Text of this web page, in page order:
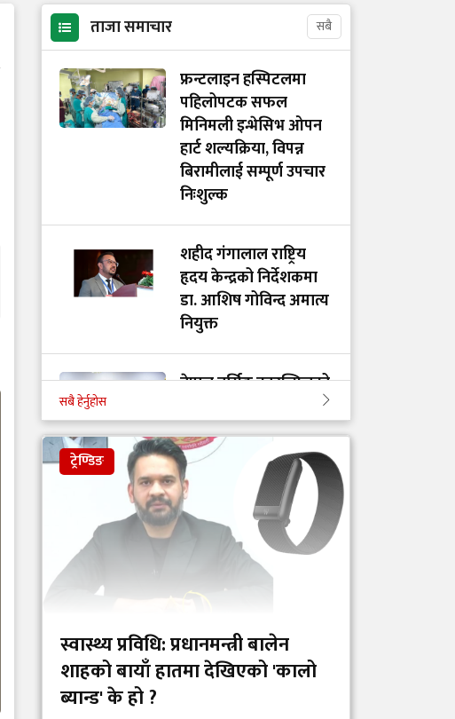
ताजा समाचार सबै
फ्रन्टलाइन हस्पिटलमा
पहिलोपटक सफल
मिनिमली इन्भेसिभ ओपन
हार्ट शल्यक्रिया, विपन्न
बिरामीलाई सम्पूर्ण उपचार
निःशुल्क
शहीद गंगालाल राष्ट्रिय
हृदय केन्द्रको निर्देशकमा
डा. आशिष गोविन्द अमात्य
नियुक्त
नेपाल नर्सिङ काउन्सिलको
प्रजापति, उपाध्यक्षमा
बिमला कुमारी साह र
रजिस्ट्रारमा पार्वती
विष्टलाई नियुक्त
अस्पतालहरूमा १०
प्रतिशत निःशुल्क शय्या र
उपचार सहजीकरणका
लागि फोकल पर्सन
तोकियो
सबै हेर्नुहोस
ट्रेण्डिङ
स्वास्थ्य प्रविधि: प्रधानमन्त्री बालेन
शाहको बायाँ हातमा देखिएको 'कालो
ब्यान्ड' के हो ?